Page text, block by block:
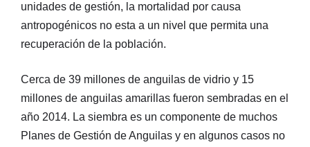
unidades de gestión, la mortalidad por causa
antropogénicos no esta a un nivel que permita una
recuperación de la población.
Cerca de 39 millones de anguilas de vidrio y 15
millones de anguilas amarillas fueron sembradas en el
año 2014. La siembra es un componente de muchos
Planes de Gestión de Anguilas y en algunos casos no